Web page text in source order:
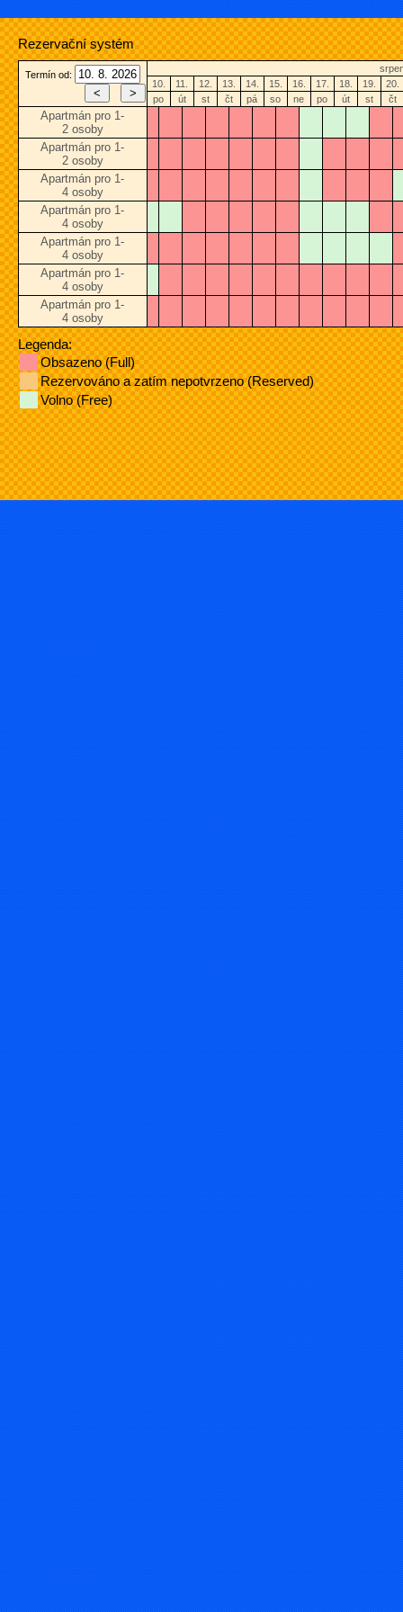
Rezervační systém
Termín od:
10.
11. 12. 13. 14. 15. 16. 17. 18. 19.
20.
po
út st čt pá so ne po út st čt
Apartmán pro 1-
2 osoby
Apartmán pro 1-
2 osoby
Apartmán pro 1-
4 osoby
Apartmán pro 1-
4 osoby
Apartmán pro 1-
4 osoby
Apartmán pro 1-
4 osoby
Apartmán pro 1-
4 osoby
Legenda:
Obsazeno (Full)
Rezervováno a zatím nepotvrzeno (Reserved)
Volno (Free)